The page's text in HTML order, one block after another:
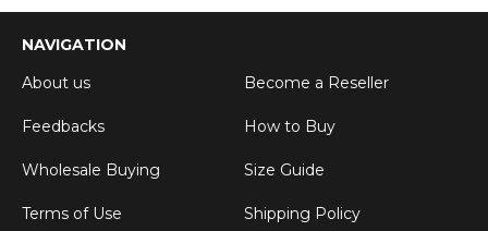
NAVIGATION
About us
Become a Reseller
Feedbacks How to Buy
Wholesale Buying Size Guide
Terms of Use Shipping Policy